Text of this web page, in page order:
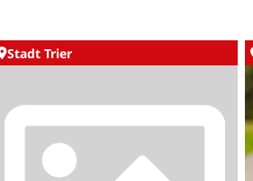
Stadt Trier